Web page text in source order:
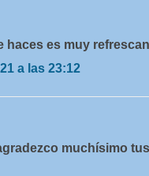
haces es muy
a las 23:12
muchísimo